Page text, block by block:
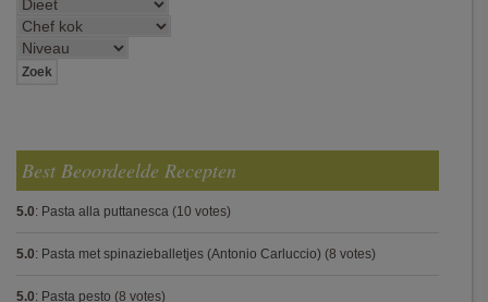
Best Beoordeelde Recepten
5.0: Pasta alla puttanesca (10 votes)
5.0: Pasta met spinazieballetjes (Antonio Carluccio) (8 votes)
5.0: Pasta pesto (8 votes)